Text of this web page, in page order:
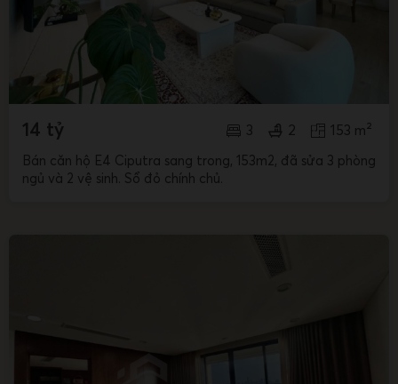
14 tỷ 3 2 153 m²
Bán căn hộ E4 Ciputra sang trong, 153m2, đã sửa 3 phòng
ngủ và 2 vệ sinh. Sổ đỏ chính chủ.